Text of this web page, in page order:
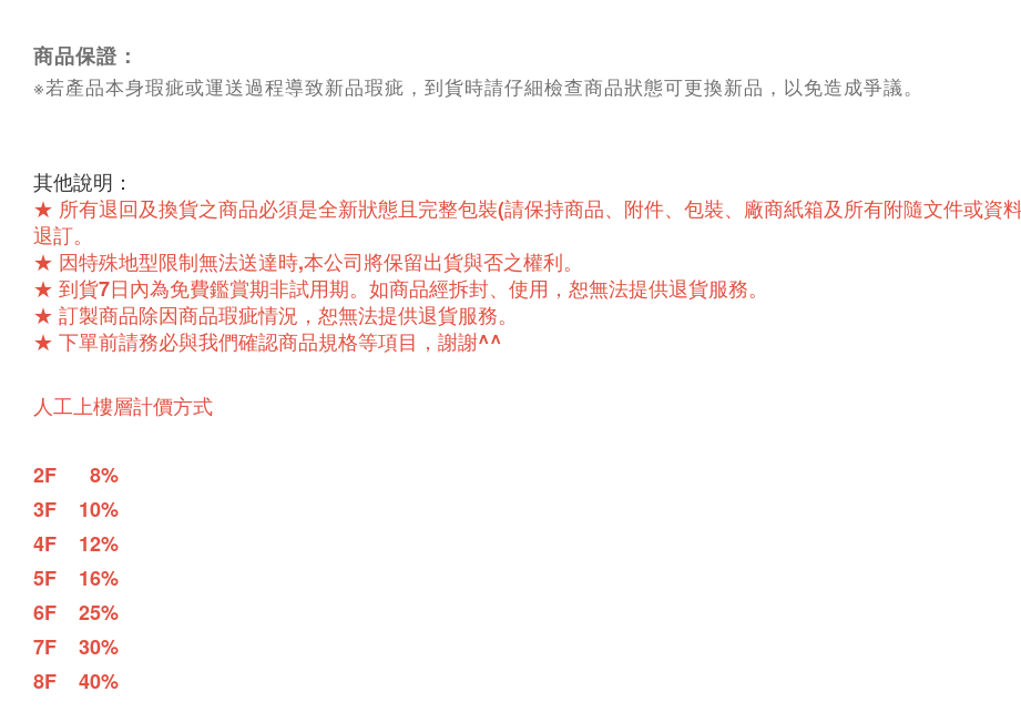
商品保證：
※若產品本身瑕疵或運送過程導致新品瑕疵，到貨時請仔細檢查商品狀態可更換新品，以免造成爭議。
其他說明：
★ 所有退回及換貨之商品必須是全新狀態且完整包裝(請保持商品、附件、包裝、廠商紙箱及所有附隨文件或資
退訂。
★ 因特殊地型限制無法送達時,本公司將保留出貨與否之權利。
★ 到貨7日內為免費鑑賞期非試用期。如商品經拆封、使用，恕無法提供退貨服務。
★ 訂製商品除因商品瑕疵情況，恕無法提供退貨服務。
★ 下單前請務必與我們確認商品規格等項目，謝謝^^
人工上樓層計價方式
2F      8%
3F    10%
4F    12%
5F    16%
6F    25%
7F    30%
8F    40%